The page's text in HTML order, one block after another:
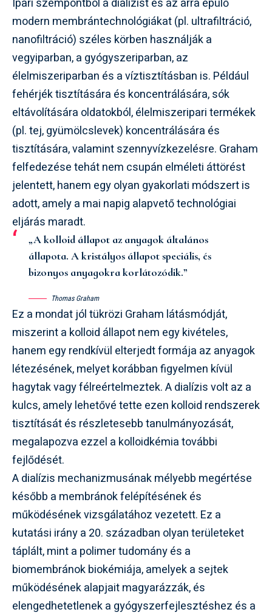
Ipari szempontból a dialízist és az arra épülő
modern membrántechnológiákat (pl. ultrafiltráció,
nanofiltráció) széles körben használják a
vegyiparban, a gyógyszeriparban, az
élelmiszeriparban és a víztisztításban is. Például
fehérjék tisztítására és koncentrálására, sók
eltávolítására oldatokból, élelmiszeripari termékek
(pl. tej, gyümölcslevek) koncentrálására és
tisztítására, valamint szennyvízkezelésre. Graham
felfedezése tehát nem csupán elméleti áttörést
jelentett, hanem egy olyan gyakorlati módszert is
adott, amely a mai napig alapvető technológiai
eljárás maradt.
„A kolloid állapot az anyagok általános
állapota. A kristályos állapot speciális, és
bizonyos anyagokra korlátozódik.”
Thomas Graham
Ez a mondat jól tükrözi Graham látásmódját,
miszerint a kolloid állapot nem egy kivételes,
hanem egy rendkívül elterjedt formája az anyagok
létezésének, melyet korábban figyelmen kívül
hagytak vagy félreértelmeztek. A dialízis volt az a
kulcs, amely lehetővé tette ezen kolloid rendszerek
tisztítását és részletesebb tanulmányozását,
megalapozva ezzel a kolloidkémia további
fejlődését.
A dialízis mechanizmusának mélyebb megértése
később a membránok felépítésének és
működésének vizsgálatához vezetett. Ez a
kutatási irány a 20. században olyan területeket
táplált, mint a polimer tudomány és a
biomembránok biokémiája, amelyek a sejtek
működésének alapjait magyarázzák, és
elengedhetetlenek a gyógyszerfejlesztéshez és a